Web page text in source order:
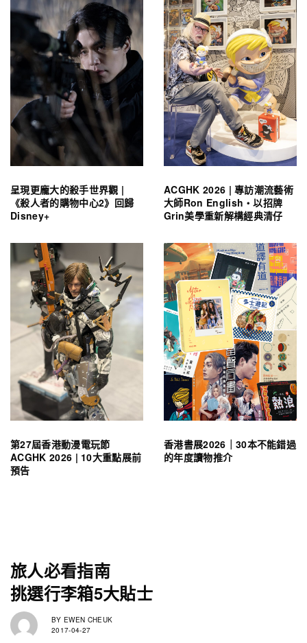
呈現更龐大的殺手世界觀 |
《殺人者的購物中心2》回歸
Disney+
ACGHK 2026 | 專訪潮流藝術
大師Ron English・以招牌
Grin美學重新解構經典清仔
第27屆香港動漫電玩節
ACGHK 2026 | 10大重點展前
預告
香港書展2026｜30本不能錯過
的年度讀物推介
旅人必看指南
挑選行李箱5大貼士
BY EWEN CHEUK
2017-04-27